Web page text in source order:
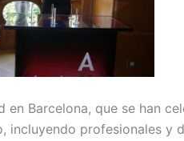
Barcelona, que se han
profesionales